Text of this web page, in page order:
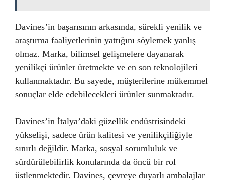
Davines’in başarısının arkasında, sürekli yenilik ve
araştırma faaliyetlerinin yattığını söylemek yanlış
olmaz. Marka, bilimsel gelişmelere dayanarak
yenilikçi ürünler üretmekte ve en son teknolojileri
kullanmaktadır. Bu sayede, müşterilerine mükemmel
sonuçlar elde edebilecekleri ürünler sunmaktadır.
Davines’in İtalya’daki güzellik endüstrisindeki
yükselişi, sadece ürün kalitesi ve yenilikçiliğiyle
sınırlı değildir. Marka, sosyal sorumluluk ve
sürdürülebilirlik konularında da öncü bir rol
üstlenmektedir. Davines, çevreye duyarlı ambalajlar